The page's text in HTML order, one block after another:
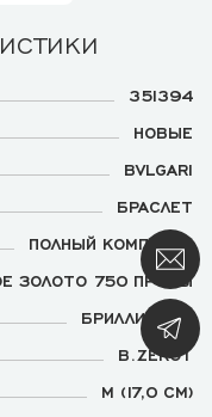
351394
НОВЫЕ
BVLGARI
БРАСЛЕТ
ПОЛНЫЙ КОМПЛЕКТ
ЗОЛОТО 750 ПРОБЫ
БРИЛЛИАНТЫ
B.ZERO1
М (17,0 СМ)